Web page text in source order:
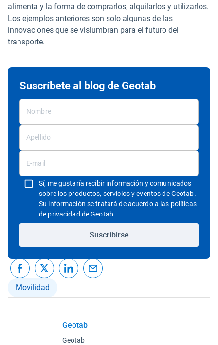
alimenta y la forma de comprarlos, alquilarlos y utilizarlos.
Los ejemplos anteriores son solo algunas de las
innovaciones que se vislumbran para el futuro del
transporte.
Suscríbete al blog de Geotab
Sí, me gustaría recibir información y comunicados
sobre los productos, servicios y eventos de Geotab.
Su información se tratará de acuerdo a las políticas
de privacidad de Geotab.
Suscribirse
Movilidad
Geotab
Geotab